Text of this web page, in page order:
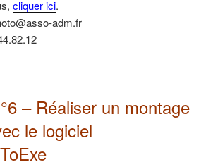
cliquer ici.
adm.fr
– Réaliser un montage
le logiciel